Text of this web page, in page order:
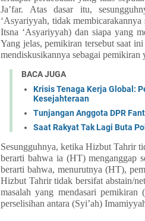
Ja’far. Atas dasar itu,
‘Asyariyyah, tidak
Itsna ‘Asyariyyah) dan siapa yang
Yang jelas, pemikiran tersebut saat
mendiskusikannya sebagai pemikiran
BACA JUGA
Krisis Tenaga Kerja Global:
Kesejahteraan
Tunjangan Anggota DPR
Saat Rakyat Tak Lagi Buta
Sesungguhnya, ketika Hizbut Tahrir
berarti bahwa ia (HT) menganggap
berarti bahwa, menurutnya (HT),
Hizbut Tahrir tidak bersifat abstain/
masalah yang mendasari
perselisihan antara (Syi’ah)